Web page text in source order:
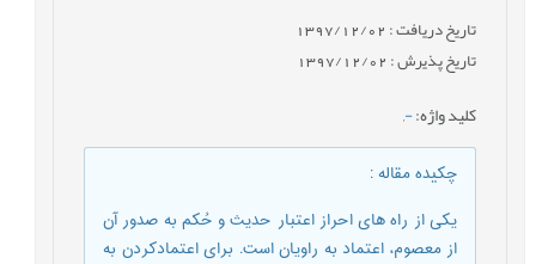
تاریخ دریافت : 1397/12/02
تاریخ پذیرش : 1397/12/02
کلید واژه:
-
,
چکیده مقاله:
یکی از راه های احراز اعتبار حدیث و حُکم به صدور آن
از معصوم، اعتماد به راویان است. برای اعتمادکردن به